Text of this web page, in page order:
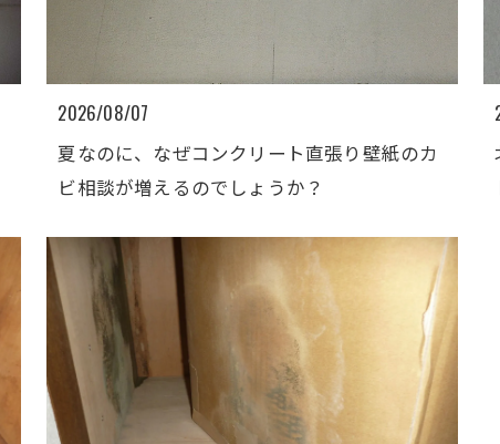
2026/08/07
夏なのに、なぜコンクリート直張り壁紙のカ
ビ相談が増えるのでしょうか？